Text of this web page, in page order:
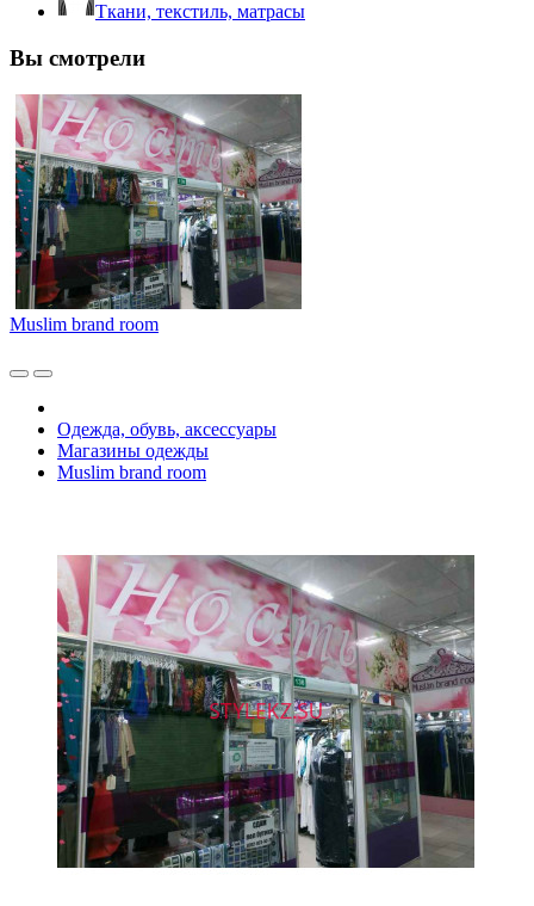
Ткани, текстиль, матрасы
Вы смотрели
Muslim brand room
Одежда, обувь, аксессуары
Магазины одежды
Muslim brand room